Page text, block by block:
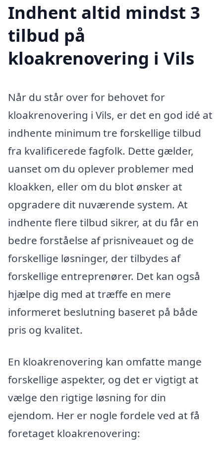
Indhent altid mindst 3
tilbud på
kloakrenovering i Vils
Når du står over for behovet for
kloakrenovering i Vils, er det en god idé at
indhente minimum tre forskellige tilbud
fra kvalificerede fagfolk. Dette gælder,
uanset om du oplever problemer med
kloakken, eller om du blot ønsker at
opgradere dit nuværende system. At
indhente flere tilbud sikrer, at du får en
bedre forståelse af prisniveauet og de
forskellige løsninger, der tilbydes af
forskellige entreprenører. Det kan også
hjælpe dig med at træffe en mere
informeret beslutning baseret på både
pris og kvalitet.
En kloakrenovering kan omfatte mange
forskellige aspekter, og det er vigtigt at
vælge den rigtige løsning for din
ejendom. Her er nogle fordele ved at få
foretaget kloakrenovering: